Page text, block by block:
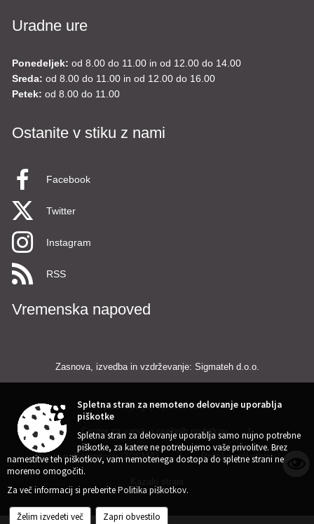
Uradne ure
Ponedeljek: od 8.00 do 11.00 in od 12.00 do 14.00
Sreda: od 8.00 do 11.00 in od 12.00 do 16.00
Petek: od 8.00 do 11.00
Ostanite v stiku z nami
Facebook
Twitter
Instagram
RSS
Vremenska napoved
Zasnova, izvedba in vzdrževanje: Sigmateh d.o.o.
Splošni pogoji spletne strani |
Center za varstvo osebnih podatkov |
Izjava o dostopnosti (ZDSMA) | Politika piškotkov
Spletna stran za nemoteno delovanje uporablja
piškotke
Spletna stran za delovanje uporablja samo nujno potrebne
piškotke, za katere ne potrebujemo vaše privolitve. Brez
namestitve teh piškotkov, vam nemotenega dostopa do spletne strani ne
moremo omogočiti.
Za več informacij si preberitePolitika piškotkov.
Želim izvedeti več Zapri obvestilo